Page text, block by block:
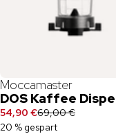
Moccamaster
DOS Kaffee
54,90 €69,00 €
20 % gespart